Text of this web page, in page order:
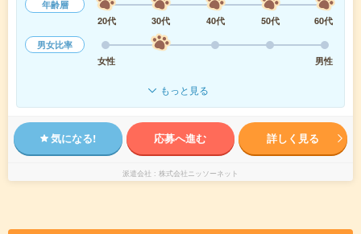
年齢層
20代
30代 40代 50代
60代
男女比率
女性
男性
もっと見る
気になる! 応募へ進む 詳しく見る
派遣会社 株式会社ニッソーネット